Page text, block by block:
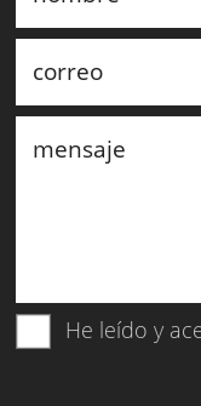
He leído y